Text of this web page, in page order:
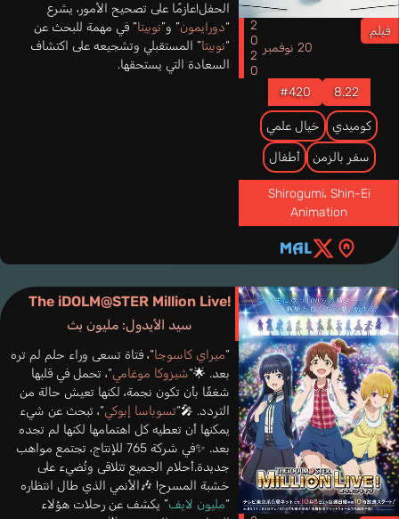
فيلم
20 نوفمبر
2020
8.22
#420
كوميدي خيال علمي
سفر بالزمن أطفال
Shirogumi، Shin-Ei
Animation
الحفل!عازمًا على تصحيح الأمور، يشرع
“دورايمون” و”نوبيتا” في مهمة للبحث عن
“نوبيتا” المستقبلي وتشجيعه على اكتشاف
السعادة التي يستحقها.
The iDOLM@STER Million Live!
سيد الأيدول: مليون بث
“ميراي كاسوجا“، فتاة تسعى وراء حلم لم تره
بعد. 🌟“شيزوكا موغامي“، تحمل في قلبها
شغفًا بأن تكون نجمة، لكنها تعيش حالة من
التردد. 🎤“تسوباسا إبوكي“، تبحث عن شيء
يمكنها أن تعطيه كل اهتمامها لكنها لم تجده
بعد. ✨في شركة 765 للإنتاج، تجتمع مواهب
جديدة.أحلام الجميع تتلاقى وتُضيء على
خشبة المسرح! 🎶الأنمي الذي طال انتظاره
“مليون لايف” يكشف عن رحلات هؤلاء